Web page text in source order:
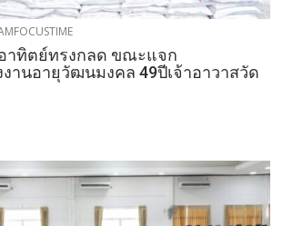
าทิตย์ทรงกลด ขณะแจก
งานอายุวัฒนมงคล 49ปีเจ้าอาวาสวัด